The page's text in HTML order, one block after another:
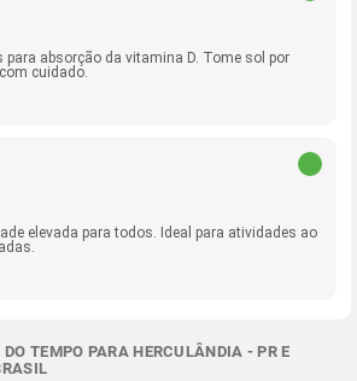
para absorção da vitamina D. Tome sol por
cuidado.
elevada para todos. Ideal para atividades ao
TEMPO PARA HERCULÂNDIA - PR E